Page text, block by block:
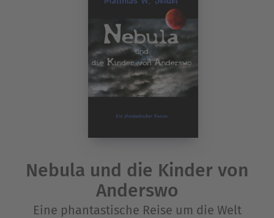
Nebula und die Kinder von
Anderswo
Eine phantastische Reise um die Welt